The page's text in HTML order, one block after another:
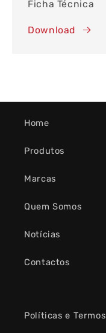
Ficha Técnica
Download
Home
Produtos
Marcas
Quem Somos
Notícias
Contactos
Políticas e Termos